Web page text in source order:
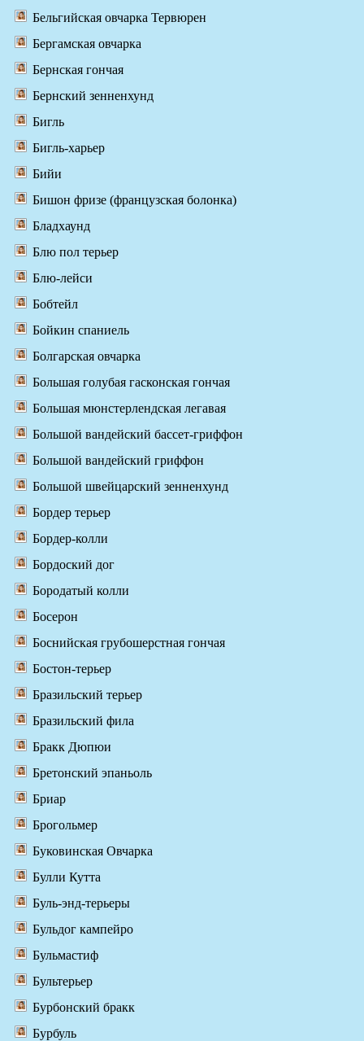
Бельгийская овчарка Тервюрен
Бергамская овчарка
Бернская гончая
Бернский зенненхунд
Бигль
Бигль-харьер
Бийи
Бишон фризе (французская болонка)
Бладхаунд
Блю пол терьер
Блю-лейси
Бобтейл
Бойкин спаниель
Болгарская овчарка
Большая голубая гасконская гончая
Большая мюнстерлендская легавая
Большой вандейский бассет-гриффон
Большой вандейский гриффон
Большой швейцарский зенненхунд
Бордер терьер
Бордер-колли
Бордоский дог
Бородатый колли
Босерон
Боснийская грубошерстная гончая
Бостон-терьер
Бразильский терьер
Бразильский фила
Бракк Дюпюи
Бретонский эпаньоль
Бриар
Брогольмер
Буковинская Овчарка
Булли Кутта
Буль-энд-терьеры
Бульдог кампейро
Бульмастиф
Бультерьер
Бурбонский бракк
Бурбуль